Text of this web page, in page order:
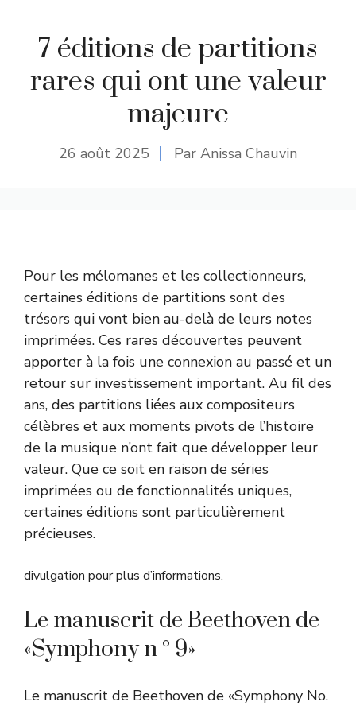
7 éditions de partitions
rares qui ont une valeur
majeure
26 août 2025 Par Anissa Chauvin
Pour les mélomanes et les collectionneurs,
certaines éditions de partitions sont des
trésors qui vont bien au-delà de leurs notes
imprimées. Ces rares découvertes peuvent
apporter à la fois une connexion au passé et un
retour sur investissement important. Au fil des
ans, des partitions liées aux compositeurs
célèbres et aux moments pivots de l’histoire
de la musique n’ont fait que développer leur
valeur. Que ce soit en raison de séries
imprimées ou de fonctionnalités uniques,
certaines éditions sont particulièrement
précieuses.
divulgation pour plus d’informations.
Le manuscrit de Beethoven de
«Symphony n ° 9»
Le manuscrit de Beethoven de «Symphony No.